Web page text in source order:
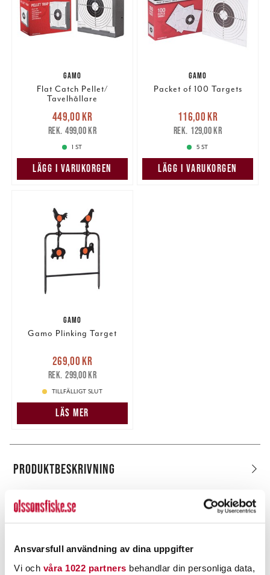
Ansvarsfull användning av dina uppgifter
Vi och våra 1022 partners behandlar din personliga data,
GAMO
Flat Catch Pellet/
Tavelhållare
Nuvarande pris
449,00 krTidigare pris
499,00 kr
449,00 kr
499,00 kr
1 ST
LÄGG I VARUKORGEN
GAMO
Packet of 100 Targets
Nuvarande pris
116,00 krTidigare pris
129,00 kr
116,00 kr
129,00 kr
5 ST
LÄGG I VARUKORGEN
GAMO
Gamo Plinking Target
Nuvarande pris
269,00 krTidigare pris
299,00 kr
269,00 kr
299,00 kr
TILLFÄLLIGT SLUT
LÄS MER
PRODUKTBESKRIVNING
POPULÄRT JUST NU